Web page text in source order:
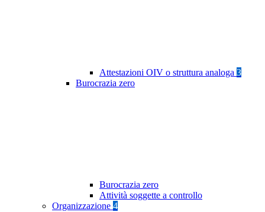
Attestazioni OIV o struttura analoga 3
Burocrazia zero
Burocrazia zero
Attività soggette a controllo
Organizzazione 4